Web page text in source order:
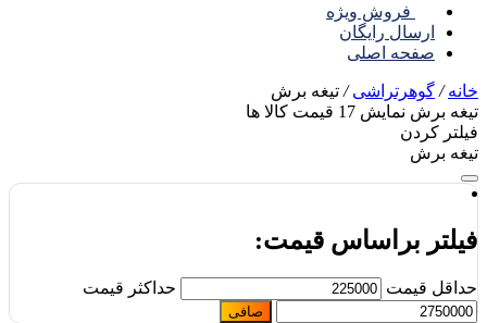
فروش ویژه
ارسال رایگان
صفحه اصلی
/گوهرتراشی/ تیغه برش
برشنمایش 17 قیمت کالا ها
کردن
برش
براساس قیمت:
قیمت حداكثر قيمت
صافی